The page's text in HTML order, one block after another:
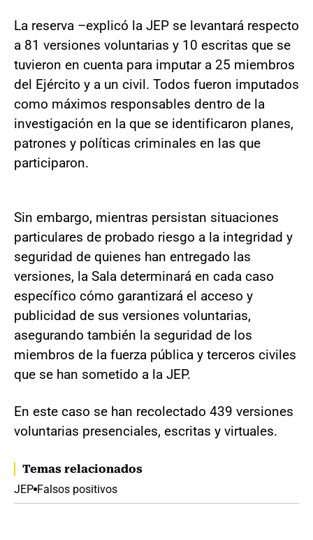
La reserva –explicó la JEP se levantará respecto
a 81 versiones voluntarias y 10 escritas que se
tuvieron en cuenta para imputar a 25 miembros
del Ejército y a un civil. Todos fueron imputados
como máximos responsables dentro de la
investigación en la que se identificaron planes,
patrones y políticas criminales en las que
participaron.
Sin embargo, mientras persistan situaciones
particulares de probado riesgo a la integridad y
seguridad de quienes han entregado las
versiones, la Sala determinará en cada caso
específico cómo garantizará el acceso y
publicidad de sus versiones voluntarias,
asegurando también la seguridad de los
miembros de la fuerza pública y terceros civiles
que se han sometido a la JEP.
En este caso se han recolectado 439 versiones
voluntarias presenciales, escritas y virtuales.
Temas relacionados
JEP Falsos positivos